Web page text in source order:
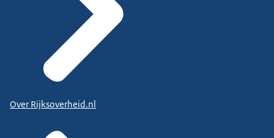
Over Rijksoverheid.nl